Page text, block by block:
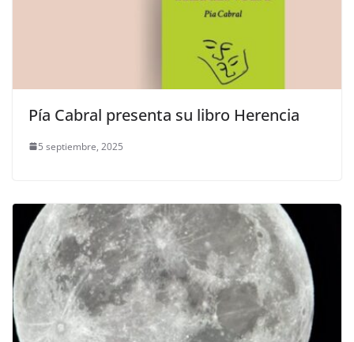
Pía Cabral presenta su libro Herencia
5 septiembre, 2025